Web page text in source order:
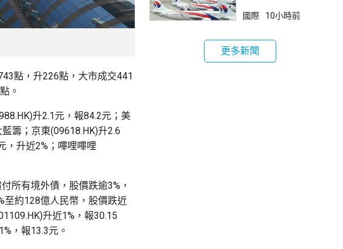
點，升226點，大市成交441
。
升2.1元，報84.2元；美
籌；京東(09618.HK)升2.6
，升近2%；嗶哩嗶哩
所有境外債，股價跌逾3%，
至約128億人民幣，股價跌近
升近1%，報30.15
，報13.3元。
毒品檢測
國際 10小時前
更多新聞